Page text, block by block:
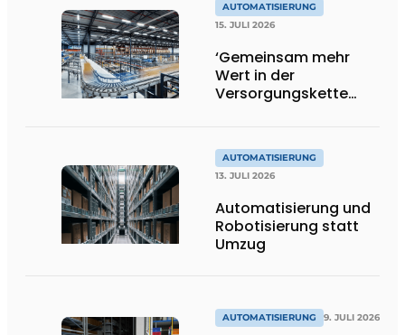
AUTOMATISIERUNG
15. JULI 2026
‘Gemeinsam mehr
Wert in der
Versorgungskette
AUTOMATISIERUNG
13. JULI 2026
Automatisierung und
Robotisierung statt
Umzug
AUTOMATISIERUNG 9. JULI 2026